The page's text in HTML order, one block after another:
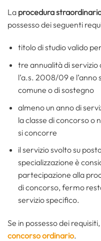
La procedura
possesso dei seguenti
titolo di studio valido
tre annualità di
l’a.s. 2008/09 e
comune o di sostegno
almeno un anno di
la classe di concorso o
si concorre
il servizio svolto su
specializzazione è
partecipazione alla
di concorso, fermo
servizio specifico.
Se in possesso dei
concorso ordinario.